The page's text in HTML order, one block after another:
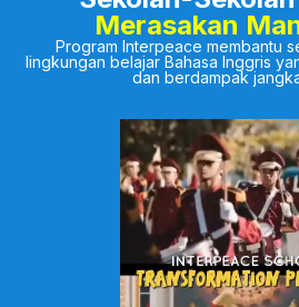
Merasakan
Program Interpeace membantu
lingkungan belajar Bahasa Inggris
dan berdampak